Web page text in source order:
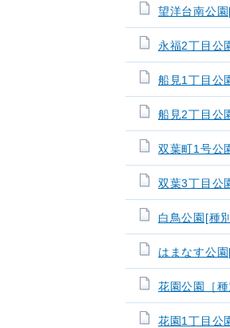
望洋台南公
永福2丁目公
船見1丁目公
船見2丁目公
双葉町1号公
双葉3丁目公
白鳥公園[種
はまなす公
花園公園［種
花園1丁目公